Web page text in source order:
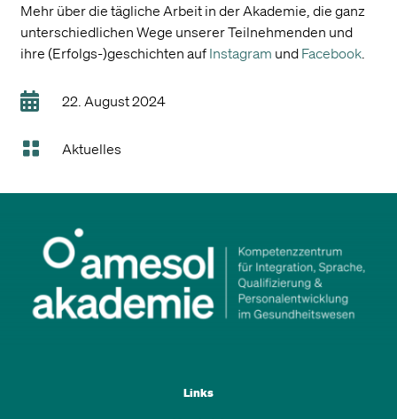
Mehr über die tägliche Arbeit in der Akademie, die ganz
unterschiedlichen Wege unserer Teilnehmenden und
ihre (Erfolgs-)geschichten auf Instagram und Facebook.
 22. August 2024
 Aktuelles
Links